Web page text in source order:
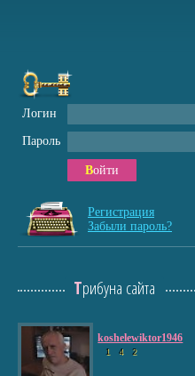
Логин
Пароль
Войти
Регистрация
Забыли пароль?
Трибуна сайта
koshelewiktor1946
1 4 2